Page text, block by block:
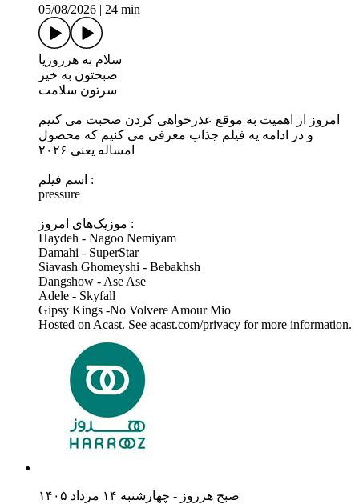
05/08/2026
24 min
سلام به هرروزیا
صبحتون به خیر
سرتون سلامت
امروز از اهمیت به موقع عذرخواهی کردن صحبت می کنیم
و در ادامه یه فیلم جذاب معرفی می کنیم که محصول
امساله یعنی ۲۰۲۶
اسم فیلم :
pressure
موزیک‌های امروز :
Haydeh - Nagoo Nemiyam
Damahi - SuperStar
Siavash Ghomeyshi - Bebakhsh
Dangshow - Ase Ase
Adele - Skyfall
Gipsy Kings -No Volvere Amour Mio
Hosted on Acast. See acast.com/privacy for more information.
صبحِ هرروز - چهارشنبه ۱۴ مرداد ۱۴۰۵